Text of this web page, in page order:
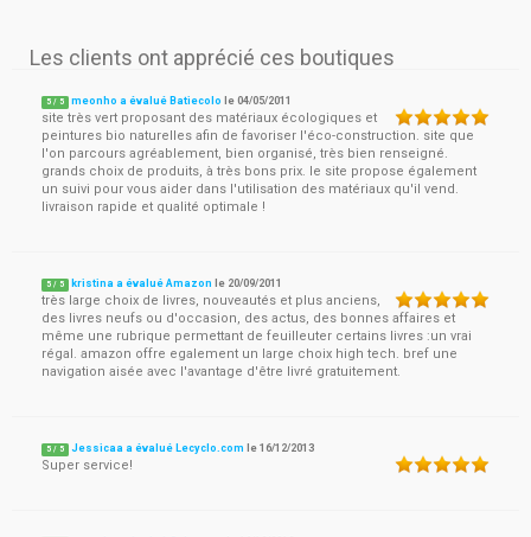
Les clients ont apprécié ces boutiques
5 / 5 meonho a évalué Batiecolo le04/05/2011
site très vert proposant des matériaux écologiques et
peintures bio naturelles afin de favoriser l'éco-construction. site que
l'on parcours agréablement, bien organisé, très bien renseigné.
grands choix de produits, à très bons prix. le site propose également
un suivi pour vous aider dans l'utilisation des matériaux qu'il vend.
livraison rapide et qualité optimale !
5 / 5 kristina a évalué Amazon le 20/09/2011
très large choix de livres, nouveautés et plus anciens,
des livres neufs ou d'occasion, des actus, des bonnes affaires et
même une rubrique permettant de feuilleuter certains livres :un vrai
régal. amazon offre egalement un large choix high tech. bref une
navigation aisée avec l'avantage d'être livré gratuitement.
5 / 5 Jessicaa a évalué Lecyclo.com le16/12/2013
Super service!